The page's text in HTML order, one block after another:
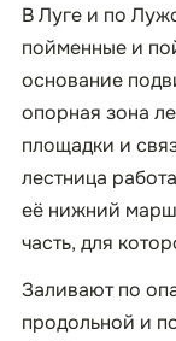
В Луге и по
пойменные и
основание
опорная зона
площадки и
лестница
её нижний марш
часть, для
Заливают по
продольной и